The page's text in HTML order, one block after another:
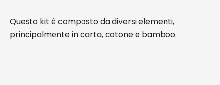
Questo kit è composto da diversi elementi,
principalmente in carta, cotone e bamboo.